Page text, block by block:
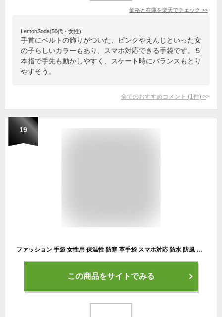
価格と在庫を楽天でチェック >>
LemonSoda(50代・女性)
手首にベルトの飾りがついた、ピンクやえんじといった女
の子らしいカラーもあり、スマホ対応できる手袋です。５
本指で手先も動かしやすく、スケート時にバランスもとり
やすそう。
全てのおすすめコメント (1 件) >
19
ファッション 手袋 女性用 保温性 防寒 革手袋 スマホ対応 防水 防風 防雨 通勤 通学 冬の手袋 (ピンク)
この商品をサイトでみる